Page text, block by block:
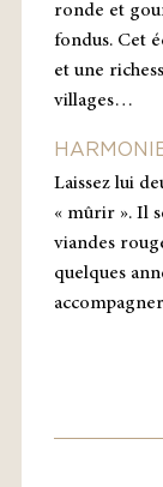
ronde et
fondus. Cet
et une
villages…
Laissez lui
« mûrir ». Il
viandes
quelques